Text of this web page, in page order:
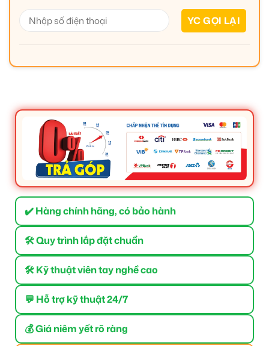
✔️ Hàng chính hãng, có bảo hành
🛠 Quy trình lắp đặt chuẩn
🛠 Kỹ thuật viên tay nghề cao
💬 Hỗ trợ kỹ thuật 24/7
💰 Giá niêm yết rõ ràng